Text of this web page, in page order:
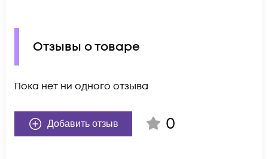
Отзывы о товаре
Пока нет ни одного отзыва
Добавить отзыв 0